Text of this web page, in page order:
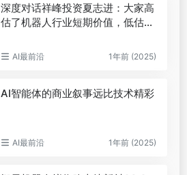
深度对话祥峰投资夏志进：大家高
估了机器人行业短期价值，低估其
AI最前沿 1年前 (2025)
AI智能体的商业叙事远比技术精彩
AI最前沿 1年前 (2025)